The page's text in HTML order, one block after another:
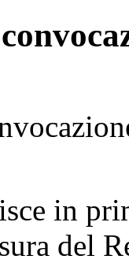
in
del